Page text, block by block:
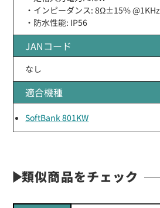
・インピーダンス: 8Ω±15% @1KHz
・防水性能: IP56
JANコード
なし
適合機種
SoftBank 801KW
類似商品をチェック